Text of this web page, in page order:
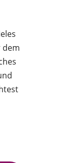
dem